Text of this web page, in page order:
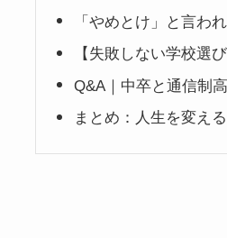
「やめとけ」と言わ
【失敗しない学校選
Q&A｜中卒と通信制
まとめ：人生を変え